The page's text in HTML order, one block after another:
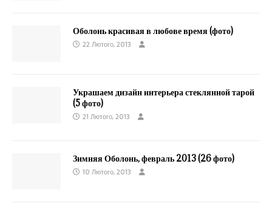
Оболонь красивая в любове время (фото)
22 Лютого, 2013
Украшаем дизайн интерьера стеклянной тарой
(5 фото)
21 Лютого, 2013
Зимняя Оболонь, февраль 2013 (26 фото)
10 Лютого, 2013